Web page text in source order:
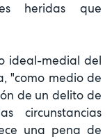
heridas que
ideal-medial del
"como medio de
de un delito de
circunstancias
una pena de